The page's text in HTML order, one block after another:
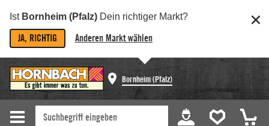
Ist Bornheim (Pfalz) Dein richtiger Markt?
JA, RICHTIG Anderen Markt wählen
Bornheim (Pfalz)